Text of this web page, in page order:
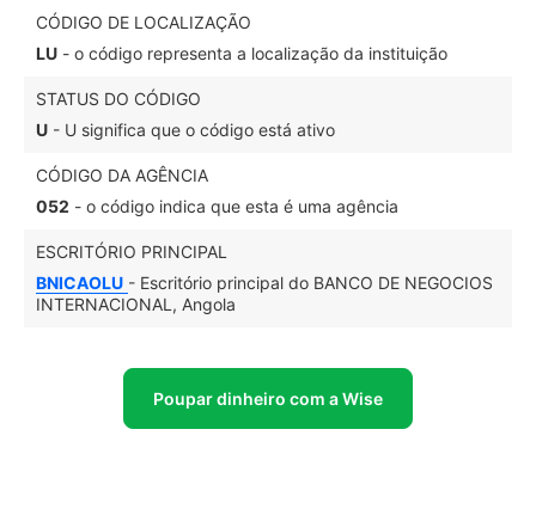
CÓDIGO DE LOCALIZAÇÃO
LU - o código representa a localização da instituição
STATUS DO CÓDIGO
U - U significa que o código está ativo
CÓDIGO DA AGÊNCIA
052 - o código indica que esta é uma agência
ESCRITÓRIO PRINCIPAL
BNICAOLU - Escritório principal do BANCO DE NEGOCIOS
INTERNACIONAL, Angola
Poupar dinheiro com a Wise